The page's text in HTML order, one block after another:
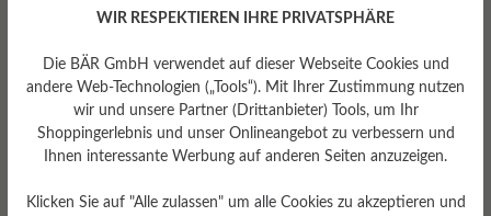
Fußbett
6 mm Kork-Latex-Fußbett mit
Lederbezug
WIR RESPEKTIEREN IHRE PRIVATSPHÄRE
Die BÄR GmbH verwendet auf dieser Webseite Cookies und
andere Web-Technologien („Tools“). Mit Ihrer Zustimmung nutzen
wir und unsere Partner (Drittanbieter) Tools, um Ihr
Shoppingerlebnis und unser Onlineangebot zu verbessern und
Ihnen interessante Werbung auf anderen Seiten anzuzeigen.
Klicken Sie auf "Alle zulassen" um alle Cookies zu akzeptieren und